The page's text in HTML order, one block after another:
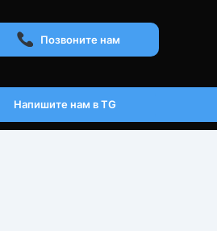
Позвоните нам
Напишите нам в TG